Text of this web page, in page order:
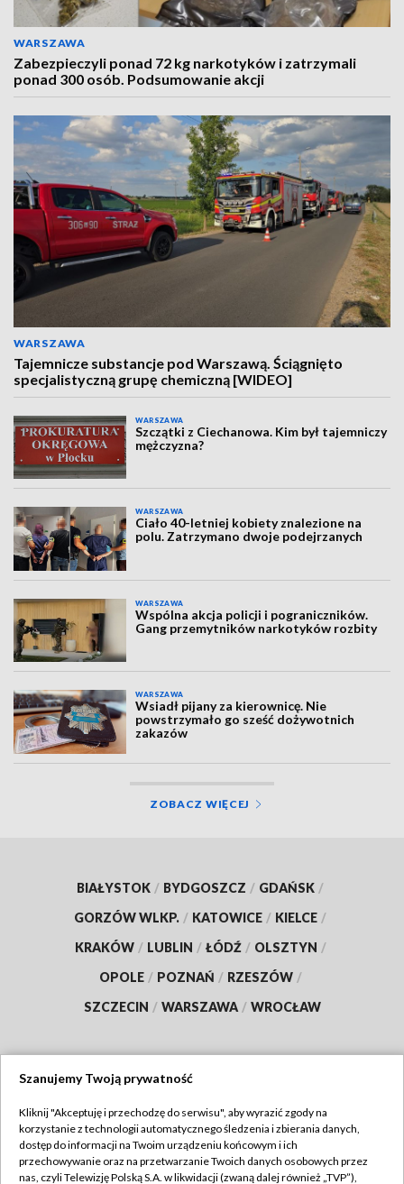
WARSZAWA
Zabezpieczyli ponad 72 kg narkotyków i zatrzymali
ponad 300 osób. Podsumowanie akcji
WARSZAWA
Tajemnicze substancje pod Warszawą. Ściągnięto
specjalistyczną grupę chemiczną [WIDEO]
WARSZAWA
Szczątki z Ciechanowa. Kim był tajemniczy
mężczyzna?
WARSZAWA
Ciało 40-letniej kobiety znalezione na
polu. Zatrzymano dwoje podejrzanych
WARSZAWA
Wspólna akcja policji i pograniczników.
Gang przemytników narkotyków rozbity
WARSZAWA
Wsiadł pijany za kierownicę. Nie
powstrzymało go sześć dożywotnich
zakazów
ZOBACZ WIĘCEJ
BIAŁYSTOK / BYDGOSZCZ / GDAŃSK /
GORZÓW WLKP. / KATOWICE / KIELCE /
KRAKÓW / LUBLIN / ŁÓDŹ / OLSZTYN /
OPOLE / POZNAŃ / RZESZÓW /
SZCZECIN / WARSZAWA / WROCŁAW
TVP
Abonament TVP
Regulamin TVP
Szanujemy Twoją prywatność
Kliknij "Akceptuję i przechodzę do serwisu", aby wyrazić zgody na
korzystanie z technologii automatycznego śledzenia i zbierania danych,
dostęp do informacji na Twoim urządzeniu końcowym i ich
przechowywanie oraz na przetwarzanie Twoich danych osobowych przez
nas, czyli Telewizję Polską S.A. w likwidacji (zwaną dalej również „TVP”),